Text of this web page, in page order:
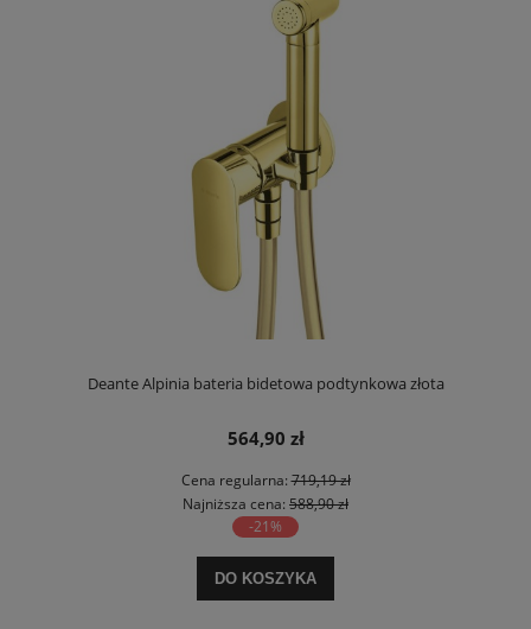
Deante Alpinia bateria bidetowa podtynkowa złota
564,90 zł
Cena regularna:719,19 zł
Najniższa cena: 588,90 zł
-21%
DO KOSZYKA